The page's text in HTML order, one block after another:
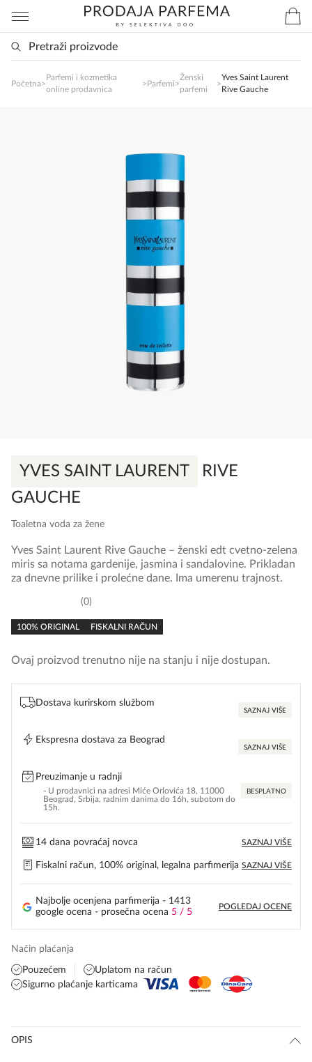
Početna>
Parfemi i kozmetika
online prodavnica
>Parfemi>
Ženski
parfemi
>
Yves Saint Laurent
Rive Gauche
YVES SAINT LAURENT
RIVE
GAUCHE
Toaletna voda za žene
rating
0
100% ORIGINAL FISKALNI RAČUN
Yves Saint Laurent Rive Gauche – ženski edt cvetno-zelena
miris sa notama gardenije, jasmina i sandalovine. Prikladan
za dnevne prilike i prolećne dane. Ima umerenu trajnost.
Ovaj proizvod trenutno nije na stanju i nije dostupan.
Dostava kurirskom službom
SAZNAJ VIŠE
Ekspresna dostava za Beograd
SAZNAJ VIŠE
Preuzimanje u radnji
- U prodavnici na adresi Miće Orlovića 18, 11000
Beograd, Srbija, radnim danima do 16h, subotom do
15h.
BESPLATNO
14 dana povraćaj novca SAZNAJ VIŠE
Fiskalni račun, 100% original, legalna parfimerija SAZNAJ VIŠE
Najbolje ocenjena parfimerija - 1413
google ocena - prosečna ocena 5 / 5
POGLEDAJ OCENE
Način plaćanja
Pouzećem
Uplatom na račun
Sigurno plaćanje karticama
OPIS
SlađanAi Asistent
poručite svoj omiljeni parfem danas ali i za